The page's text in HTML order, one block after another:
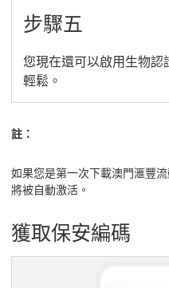
步驟五
您現在還可以啟用生物認
輕鬆。
註：
如果您是第一次下載澳門滙豐
將被自動激活。
獲取保安編碼